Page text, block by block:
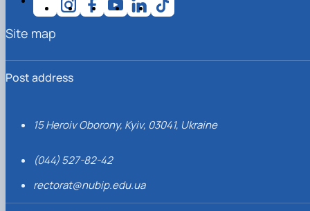
Post address
15 Heroiv Oborony, Kyiv, 03041, Ukraine
(044) 527-82-42
rectorat@nubip.edu.ua
Site map